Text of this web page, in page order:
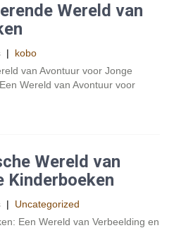
Wereld van
| kobo
van Avontuur voor Jonge
Wereld van Avontuur voor
Wereld van
Kinderboeken
| Uncategorized
Een Wereld van Verbeelding en